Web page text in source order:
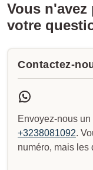
Vous n'avez
votre
Contactez-
Envoyez-nous
+3238081092.
numéro, mais les